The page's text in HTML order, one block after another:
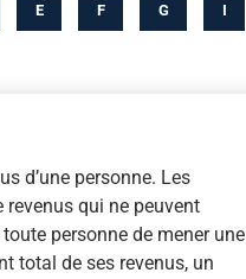
E F G I
d’une personne. Les
qui ne peuvent
personne de mener une
total de ses revenus, un